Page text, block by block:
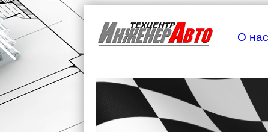
О нас